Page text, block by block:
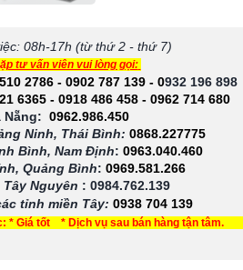
08h-17h (từ thứ 2 - thứ 7)
tư vấn viên vui lòng gọi:
2786 - 0902 787 139- 0932 196 898
6365 - 0918 486 458 - 0962 714 680
Nẵng: 0962.986.450
Ninh, Thái Bình: 0868.227775
Bình, Nam Định: 0963.040.460
Quảng Bình: 0969.581.266
Nguyên : 0984.762.139
tỉnh miền Tây: 0938 704 139
* Giá tốt * Dịch vụ sau bán hàng tận tâm.